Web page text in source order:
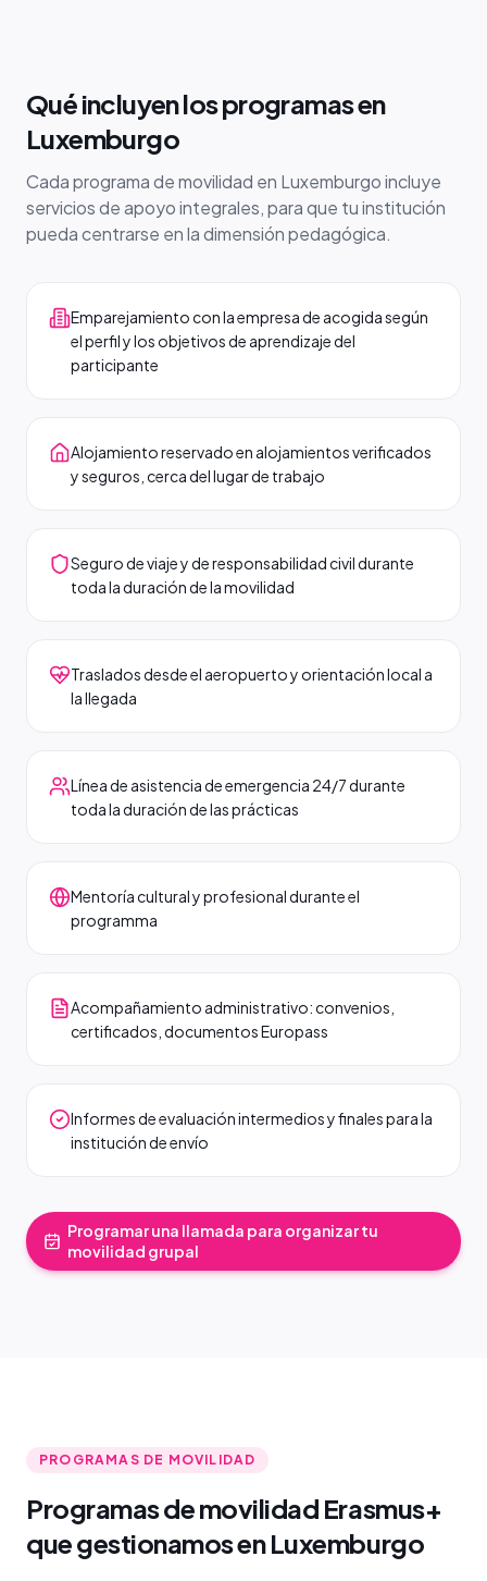
Qué incluyen los programas en
Luxemburgo
Cada programa de movilidad en Luxemburgo incluye
servicios de apoyo integrales, para que tu institución
pueda centrarse en la dimensión pedagógica.
Emparejamiento con la empresa de acogida según
el perfil y los objetivos de aprendizaje del
participante
Alojamiento reservado en alojamientos verificados
y seguros, cerca del lugar de trabajo
Seguro de viaje y de responsabilidad civil durante
toda la duración de la movilidad
Traslados desde el aeropuerto y orientación local a
la llegada
Línea de asistencia de emergencia 24/7 durante
toda la duración de las prácticas
Mentoría cultural y profesional durante el
programma
Acompañamiento administrativo: convenios,
certificados, documentos Europass
Informes de evaluación intermedios y finales para la
institución de envío
Programar una llamada para organizar tu
movilidad grupal
PROGRAMAS DE MOVILIDAD
Programas de movilidad Erasmus+
que gestionamos en Luxemburgo